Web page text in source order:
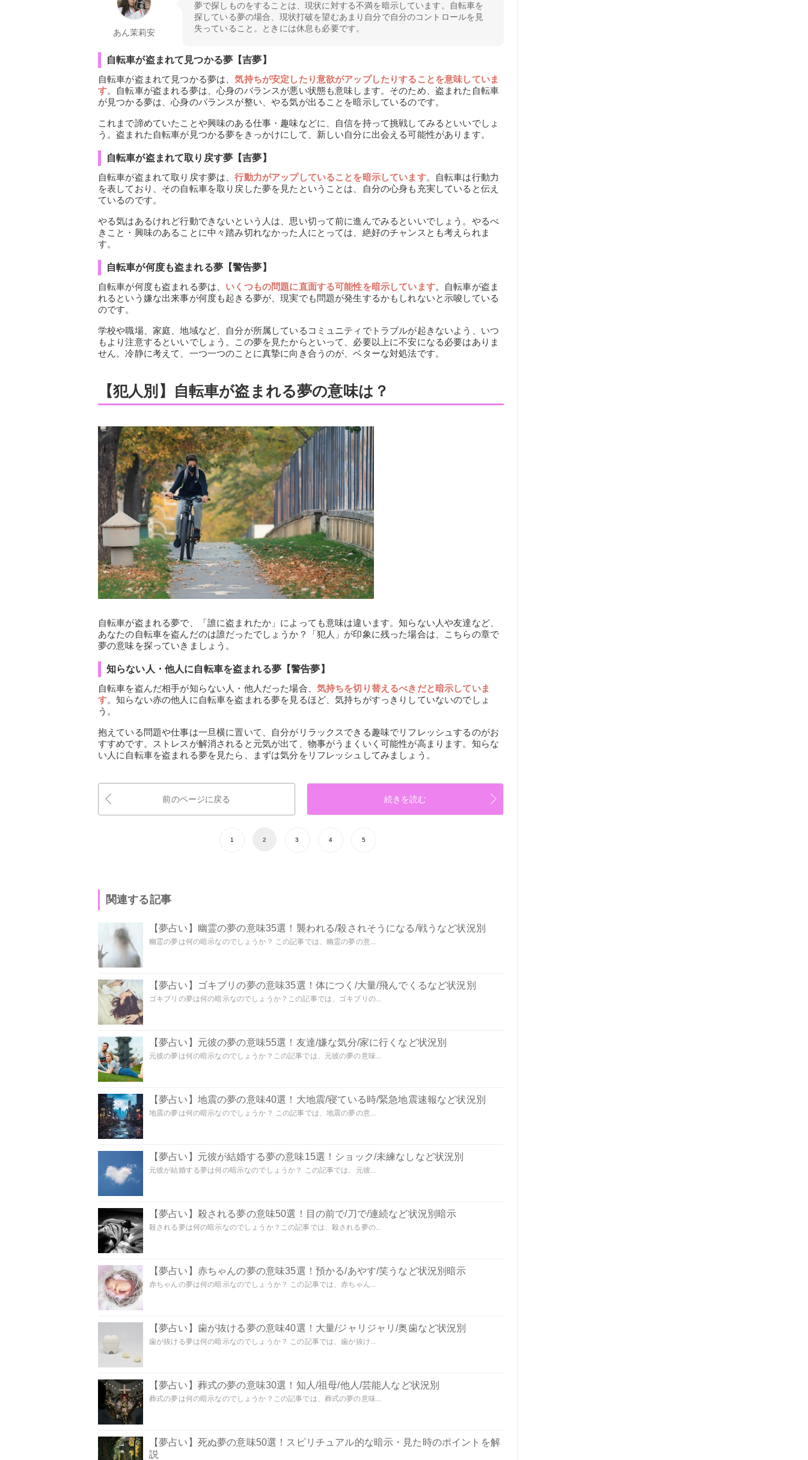
あん茉莉安
夢で探しものをすることは、現状に対する不満を暗示しています。自転車を
探している夢の場合、現状打破を望むあまり自分で自分のコントロールを見
失っていること。ときには休息も必要です。
自転車が盗まれて見つかる夢【吉夢】
自転車が盗まれて見つかる夢は、気持ちが安定したり意欲がアップしたりすることを意味していま
す。自転車が盗まれる夢は、心身のバランスが悪い状態も意味します。そのため、盗まれた自転車
が見つかる夢は、心身のバランスが整い、やる気が出ることを暗示しているのです。
これまで諦めていたことや興味のある仕事・趣味などに、自信を持って挑戦してみるといいでしょ
う。盗まれた自転車が見つかる夢をきっかけにして、新しい自分に出会える可能性があります。
自転車が盗まれて取り戻す夢【吉夢】
自転車が盗まれて取り戻す夢は、行動力がアップしていることを暗示しています。自転車は行動力
を表しており、その自転車を取り戻した夢を見たということは、自分の心身も充実していると伝え
ているのです。
やる気はあるけれど行動できないという人は、思い切って前に進んでみるといいでしょう。やるべ
きこと・興味のあることに中々踏み切れなかった人にとっては、絶好のチャンスとも考えられま
す。
自転車が何度も盗まれる夢【警告夢】
自転車が何度も盗まれる夢は、 いくつもの問題に直面する可能性を暗示しています。自転車が盗ま
れるという嫌な出来事が何度も起きる夢が、現実でも問題が発生するかもしれないと示唆している
のです。
学校や職場、家庭、地域など、自分が所属しているコミュニティでトラブルが起きないよう、いつ
もより注意するといいでしょう。この夢を見たからといって、必要以上に不安になる必要はありま
せん。冷静に考えて、一つ一つのことに真摯に向き合うのが、ベターな対処法です。
【犯人別】自転車が盗まれる夢の意味は？
自転車が盗まれる夢で、「誰に盗まれたか」によっても意味は違います。知らない人や友達など、
あなたの自転車を盗んだのは誰だったでしょうか？「犯人」が印象に残った場合は、こちらの章で
夢の意味を探っていきましょう。
知らない人・他人に自転車を盗まれる夢【警告夢】
自転車を盗んだ相手が知らない人・他人だった場合、 気持ちを切り替えるべきだと暗示していま
す。知らない赤の他人に自転車を盗まれる夢を見るほど、気持ちがすっきりしていないのでしょ
う。
抱えている問題や仕事は一旦横に置いて、自分がリラックスできる趣味でリフレッシュするのがお
すすめです。ストレスが解消されると元気が出て、物事がうまくいく可能性が高まります。知らな
い人に自転車を盗まれる夢を見たら、まずは気分をリフレッシュしてみましょう。
前のページに戻る 続きを読む
1 2 3 4 5
関連する記事
【夢占い】幽霊の夢の意味35選！襲われる/殺されそうになる/戦うなど状況別
幽霊の夢は何の暗示なのでしょうか？ この記事では、幽霊の夢の意...
【夢占い】ゴキブリの夢の意味35選！体につく/大量/飛んでくるなど状況別
ゴキブリの夢は何の暗示なのでしょうか？この記事では、ゴキブリの...
【夢占い】元彼の夢の意味55選！友達/嫌な気分/家に行くなど状況別
元彼の夢は何の暗示なのでしょうか？この記事では、元彼の夢の意味...
【夢占い】地震の夢の意味40選！大地震/寝ている時/緊急地震速報など状況別
地震の夢は何の暗示なのでしょうか？ この記事では、地震の夢の意...
【夢占い】元彼が結婚する夢の意味15選！ショック/未練なしなど状況別
元彼が結婚する夢は何の暗示なのでしょうか？ この記事では、元彼...
【夢占い】殺される夢の意味50選！目の前で/刀で/連続など状況別暗示
殺される夢は何の暗示なのでしょうか？この記事では、殺される夢の...
【夢占い】赤ちゃんの夢の意味35選！預かる/あやす/笑うなど状況別暗示
赤ちゃんの夢は何の暗示なのでしょうか？ この記事では、赤ちゃん...
【夢占い】歯が抜ける夢の意味40選！大量/ジャリジャリ/奥歯など状況別
歯が抜ける夢は何の暗示なのでしょうか？ この記事では、歯が抜け...
【夢占い】葬式の夢の意味30選！知人/祖母/他人/芸能人など状況別
葬式の夢は何の暗示なのでしょうか？この記事では、葬式の夢の意味...
【夢占い】死ぬ夢の意味50選！スピリチュアル的な暗示・見た時のポイントを解
説